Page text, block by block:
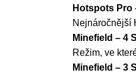
Hotspots Pro
Nejnáročnější
Minefield – 4
Režim, ve
Minefield – 3